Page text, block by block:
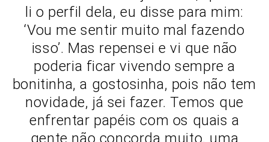
li o perfil dela, eu disse para mim:
‘Vou me sentir muito mal fazendo
isso’. Mas repensei e vi que não
poderia ficar vivendo sempre a
bonitinha, a gostosinha, pois não tem
novidade, já sei fazer. Temos que
enfrentar papéis com os quais a
gente não concorda muito, uma